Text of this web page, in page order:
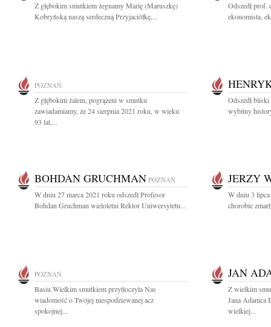
Z głębokim smutkiem żegnamy Marię (Maruszkę)
Kobryńską naszą serdeczną Przyjaciółkę,...
Odszedł
ekonomista,
POZNAŃ
Z głębokim żalem, pogrążeni w smutku
zawiadamiamy, że 24 sierpnia 2021 roku, w wieku
93 lat,...
Odszedł
wybitny
BOHDAN GRUCHMAN POZNAŃ
W dniu 27 marca 2021 roku odszedł Profesor
Bohdan Gruchman wieloletni Rektor Uniwersytetu...
JERZY
W dniu 3
chorobie
POZNAŃ
Basiu Wielkim smutkiem przytłoczyła Nas
wiadomość o Twojej niespodziewanej acz
spokojnej...
JAN
Z wielkim
Jana Adamca
wielkiej...